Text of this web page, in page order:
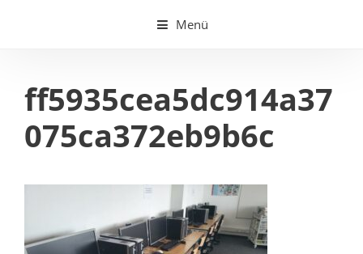
Menü
ff5935cea5dc914a37
075ca372eb9b6c